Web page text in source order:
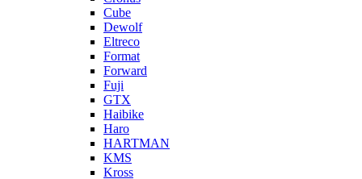
Cube
Dewolf
Eltreco
Format
Forward
Fuji
GTX
Haibike
Haro
HARTMAN
KMS
Kross